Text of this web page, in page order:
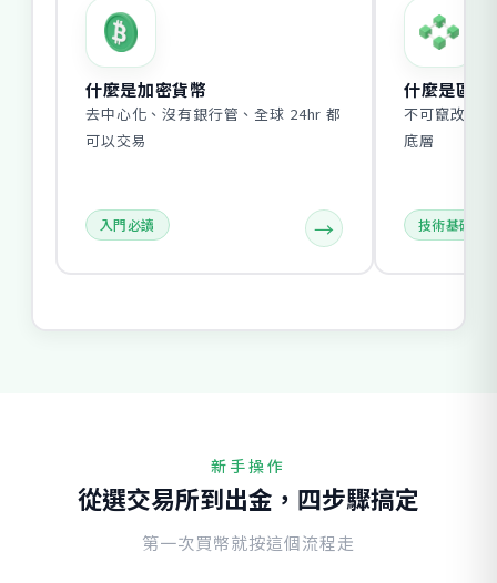
什麼是加密貨幣
去中心化、沒有銀行管、全球 24hr 都
可以交易
入門必讀
什麼是區塊
不可竄改的
底層
技術基礎
新手操作
從選交易所到出金，四步驟搞定
第一次買幣就按這個流程走